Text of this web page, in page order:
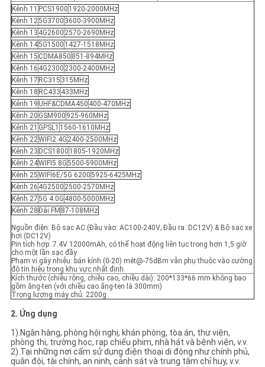
PRIVACY
POLICY
Kênh 11 PCS1900 1920-2000MHz
Kênh 125G3700 3600-3900MHz
Kênh 13 4G2600 2570-2690MHz
Kênh 145G1500 1427-1518MHz
Kênh 15 CDMA850 851-894MHz
Kênh 16 4G2300 2300-2400MHz
Kênh 17 RC315 315MHz
Kênh 18 RC433 433MHz
Kênh 19 UHF&CDMA450 400-470MHz
Kênh 20 GSM900 925-960MHz
Kênh 21 GPSL1 1560-1610MHz
Kênh 22WIFI2.4G 2400-2500MHz
Kênh 23 DCS1800 1805-1920MHz
Kênh 24WIFI5.8G5500-5900MHz
Kênh 25WIFI6E/5G 62005925-6425MHz
Kênh 26 4G2500 2500-2570MHz
Kênh 275G 4.0G 4800-5000MHz
Kênh 28Đài FM 87-108MHz
Nguồn điện: Bộ sạc AC (Đầu vào: AC100-240V; Đầu ra: DC12V) & Bộ sạc xe
hơi (DC12V)
Pin tích hợp: 7.4V 12000mAh, có thể hoạt động liên tục trong hơn 1,5 giờ
cho một lần sạc đầy
Phạm vi gây nhiễu: bán kính (0-20) mét@-75dBm vẫn phụ thuộc vào cường
độ tín hiệu trong khu vực nhất định.
Kích thước (chiều rộng, chiều cao, chiều dài): 200*133*66 mm không bao
gồm ăng-ten (với chiều cao ăng-ten là 300mm)
Trọng lượng máy chủ: 2200g
2. Ứng dụng
1).Ngân hàng, phòng hội nghị, khán phòng, tòa án, thư viện,
phòng thi, trường học, rạp chiếu phim, nhà hát và bệnh viện, v.v.
2).Tại những nơi cấm sử dụng điện thoại di động như chính phủ,
quân đội, tài chính, an ninh, cảnh sát và trung tâm chỉ huy, v.v.